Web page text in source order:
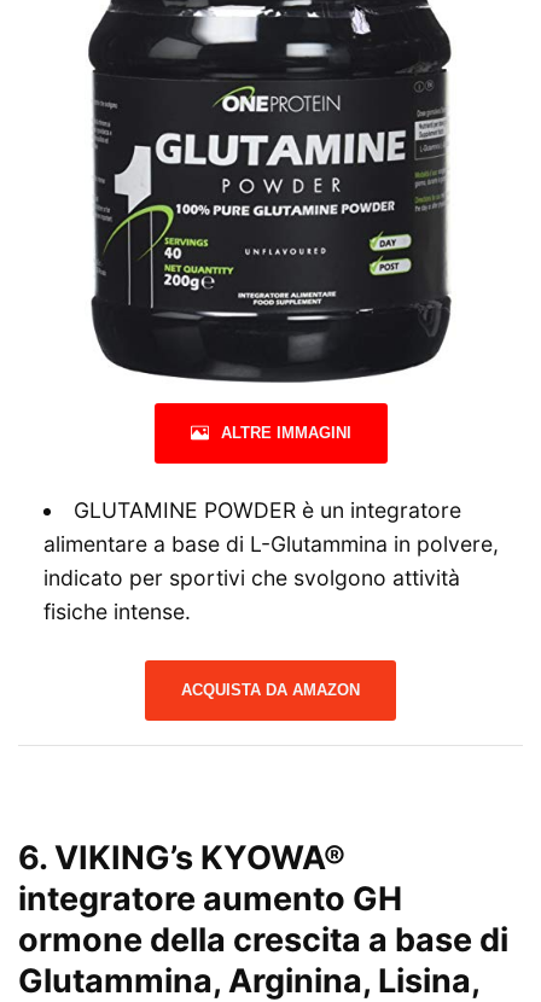
ALTRE IMMAGINI
GLUTAMINE POWDER è un integratore
alimentare a base di L-Glutammina in polvere,
indicato per sportivi che svolgono attività
fisiche intense.
ACQUISTA DA AMAZON
6.VIKING’s KYOWA®
integratore aumento GH
ormone della crescita a base di
Glutammina, Arginina, Lisina,